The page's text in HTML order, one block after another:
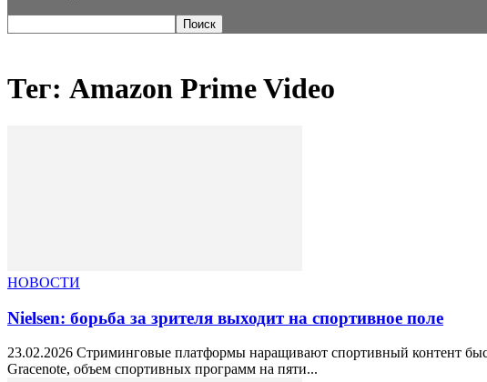
Тег: Amazon Prime Video
НОВОСТИ
Nielsen: борьба за зрителя выходит на спортивное поле
23.02.2026 Стриминговые платформы наращивают спортивный контент
Gracenote, объем спортивных программ на пяти...